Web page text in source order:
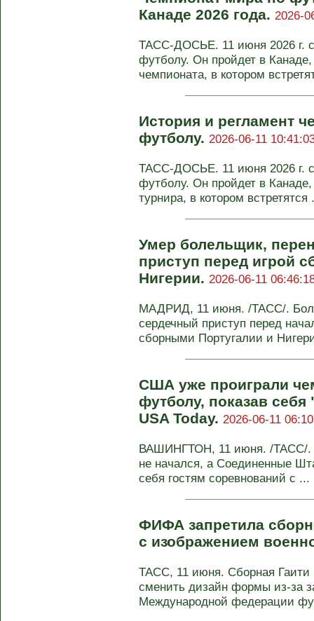
Канаде 2026 года. 2026-
ТАСС-ДОСЬЕ. 11 июня 2026 г.
футболу. Он пройдет в
чемпионата, в котором
История и регламент
футболу. 2026-06-11
ТАСС-ДОСЬЕ. 11 июня 2026 г.
футболу. Он пройдет в
турнира, в котором встретятся
Умер болельщик,
приступ перед игрой
Нигерии. 2026-06-11
МАДРИД, 11 июня. /ТАСС/.
сердечный приступ перед
сборными Португалии и
США уже проиграли
футболу, показав
USA Today. 2026-06-11
ВАШИНГТОН, 11 июня. /ТАСС/.
не начался, а Соединенные
себя гостям соревнований с ...
ФИФА запретила
с изображением
ТАСС, 11 июня. Сборная
сменить дизайн формы из-за
Международной федерации